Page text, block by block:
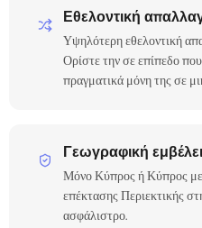
Εθελοντική
Υψηλότερη εθελοντική
Ορίστε την σε επίπεδο
πραγματικά μόνη της σε
Γεωγραφική
Μόνο Κύπρος ή Κύπρος
επέκτασης Περιεκτικής
ασφάλιστρο.